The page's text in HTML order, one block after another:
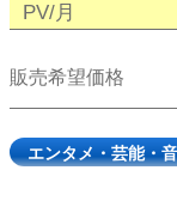
PV/月
販売希望価格
エンタメ・芸能・